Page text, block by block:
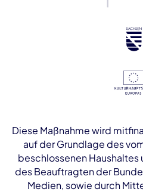
Diese Maßnahme wird
auf der Grundlage des
beschlossenen
des Beauftragten der
Medien, sowie durch